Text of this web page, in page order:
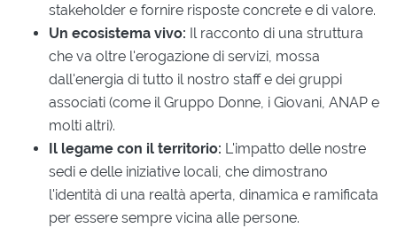
stakeholder e fornire risposte concrete e di valore.
Un ecosistema vivo: Il racconto di una struttura
che va oltre l'erogazione di servizi, mossa
dall'energia di tutto il nostro staff e dei gruppi
associati (come il Gruppo Donne, i Giovani, ANAP e
molti altri).
Il legame con il territorio: L'impatto delle nostre
sedi e delle iniziative locali, che dimostrano
l'identità di una realtà aperta, dinamica e ramificata
per essere sempre vicina alle persone.